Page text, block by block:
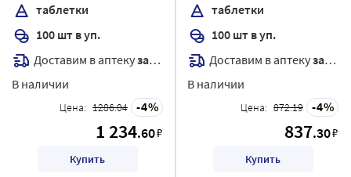
таблетки
100 шт в уп.
Доставим в аптекузавтра
В наличии
Цена: 1286.04 4
1 234.60₽
Купить
таблетки
100 шт в уп.
Доставим в аптекузавтра
В наличии
Цена: 872.19 4
837.30₽
Купить